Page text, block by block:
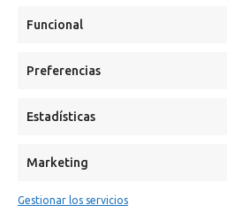
Funcional
Preferencias
Estadísticas
Marketing
Gestionar los servicios